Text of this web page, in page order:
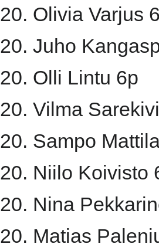
20. Olivia Varjus
20. Juho
20. Olli Lintu 6p
20. Vilma
20. Sampo
20. Niilo Koivisto
20. Nina
20. Matias